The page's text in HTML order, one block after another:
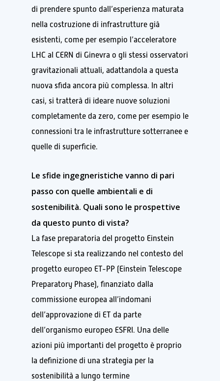
di prendere spunto dall’esperienza maturata
nella costruzione di infrastrutture già
esistenti, come per esempio l’acceleratore
LHC al CERN di Ginevra o gli stessi osservatori
gravitazionali attuali, adattandola a questa
nuova sfida ancora più complessa. In altri
casi, si tratterà di ideare nuove soluzioni
completamente da zero, come per esempio le
connessioni tra le infrastrutture sotterranee e
quelle di superficie.
Le sfide ingegneristiche vanno di pari
passo con quelle ambientali e di
sostenibilità. Quali sono le prospettive
da questo punto di vista?
La fase preparatoria del progetto Einstein
Telescope si sta realizzando nel contesto del
progetto europeo ET-PP (Einstein Telescope
Preparatory Phase), finanziato dalla
commissione europea all’indomani
dell’approvazione di ET da parte
dell’organismo europeo ESFRI. Una delle
azioni più importanti del progetto è proprio
la definizione di una strategia per la
sostenibilità a lungo termine